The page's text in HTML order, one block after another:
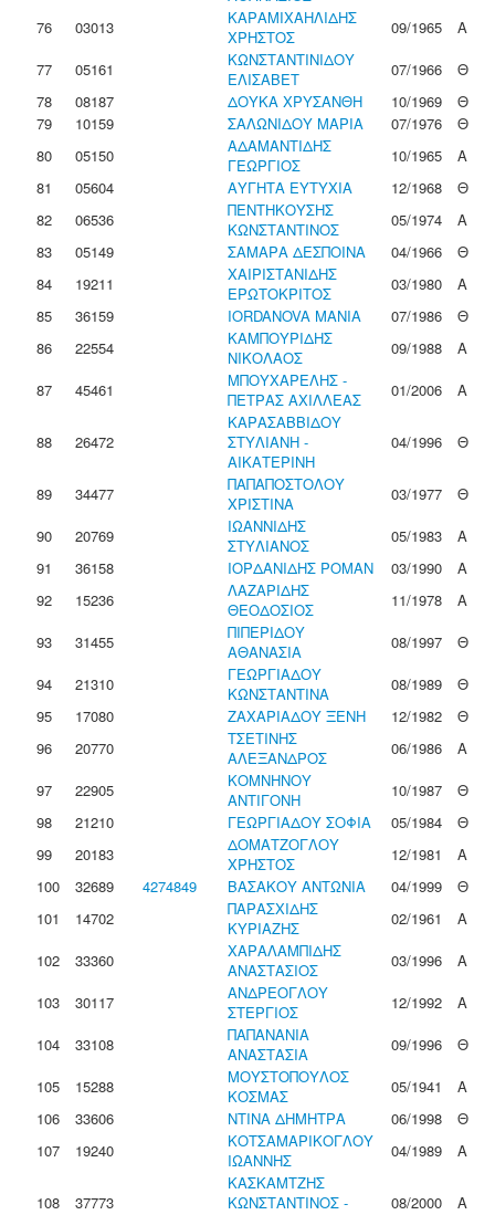
76
03013
ΚΑΡΑΜΙΧΑΗΛΙΔΗΣ
ΧΡΗΣΤΟΣ
09/1965
Α
77
05161
ΚΩΝΣΤΑΝΤΙΝΙΔΟΥ
ΕΛΙΣΑΒΕΤ
07/1966
Θ
78
08187 ΔΟΥΚΑ ΧΡΥΣΑΝΘΗ 10/1969
Θ
79
10159 ΣΑΛΩΝΙΔΟΥ ΜΑΡΙΑ 07/1976
Θ
80
05150
ΑΔΑΜΑΝΤΙΔΗΣ
ΓΕΩΡΓΙΟΣ
10/1965
Α
81
05604 ΑΥΓΗΤΑ ΕΥΤΥΧΙΑ 12/1968
Θ
82
06536
ΠΕΝΤΗΚΟΥΣΗΣ
ΚΩΝΣΤΑΝΤΙΝΟΣ
05/1974
Α
83
05149 ΣΑΜΑΡΑ ΔΕΣΠΟΙΝΑ 04/1966
Θ
84
19211
ΧΑΙΡΙΣΤΑΝΙΔΗΣ
ΕΡΩΤΟΚΡΙΤΟΣ
03/1980
Α
85
36159 IORDANOVA MANIA 07/1986
Θ
86
22554
ΚΑΜΠΟΥΡΙΔΗΣ
ΝΙΚΟΛΑΟΣ
09/1988
Α
87
45461
ΜΠΟΥΧΑΡΕΛΗΣ -
ΠΕΤΡΑΣ ΑΧΙΛΛΕΑΣ
01/2006 Α
88 26472
ΚΑΡΑΣΑΒΒΙΔΟΥ
ΣΤΥΛΙΑΝΗ -
ΑΙΚΑΤΕΡΙΝΗ
04/1996 Θ
89 34477
ΠΑΠΑΠΟΣΤΟΛΟΥ
ΧΡΙΣΤΙΝΑ
03/1977
Θ
90
20769
ΙΩΑΝΝΙΔΗΣ
ΣΤΥΛΙΑΝΟΣ
05/1983
Α
91
36158 ΙΟΡΔΑΝΙΔΗΣ ΡΟΜΑΝ 03/1990
Α
92
15236
ΛΑΖΑΡΙΔΗΣ
ΘΕΟΔΟΣΙΟΣ
11/1978
Α
93
31455
ΠΙΠΕΡΙΔΟΥ
ΑΘΑΝΑΣΙΑ
08/1997
Θ
94
21310
ΓΕΩΡΓΙΑΔΟΥ
ΚΩΝΣΤΑΝΤΙΝΑ
08/1989
Θ
95
17080 ΖΑΧΑΡΙΑΔΟΥ ΞΕΝΗ 12/1982
Θ
96
20770
ΤΣΕΤΙΝΗΣ
ΑΛΕΞΑΝΔΡΟΣ
06/1986
Α
97
22905
ΚΟΜΝΗΝΟΥ
ΑΝΤΙΓΟΝΗ
10/1987
Θ
98
21210 ΓΕΩΡΓΙΑΔΟΥ ΣΟΦΙΑ 05/1984
Θ
99
20183
ΔΟΜΑΤΖΟΓΛΟΥ
ΧΡΗΣΤΟΣ
12/1981
Α
100
32689 4274849 ΒΑΣΑΚΟΥ ΑΝΤΩΝΙΑ 04/1999
Θ
101
14702
ΠΑΡΑΣΧΙΔΗΣ
ΚΥΡΙΑΖΗΣ
02/1961
Α
102
33360
ΧΑΡΑΛΑΜΠΙΔΗΣ
ΑΝΑΣΤΑΣΙΟΣ
03/1996
Α
103
30117
ΑΝΔΡΕΟΓΛΟΥ
ΣΤΕΡΓΙΟΣ
12/1992
Α
104
33108
ΠΑΠΑΝΑΝΙΑ
ΑΝΑΣΤΑΣΙΑ
09/1996
Θ
105
15288
ΜΟΥΣΤΟΠΟΥΛΟΣ
ΚΟΣΜΑΣ
05/1941
Α
106
33606 ΝΤΙΝΑ ΔΗΜΗΤΡΑ 06/1998
Θ
107
19240
ΚΟΤΣΑΜΑΡΙΚΟΓΛΟΥ
ΙΩΑΝΝΗΣ
04/1989 Α
108 37773
ΚΑΣΚΑΜΤΖΗΣ
ΚΩΝΣΤΑΝΤΙΝΟΣ -
08/2000 Α